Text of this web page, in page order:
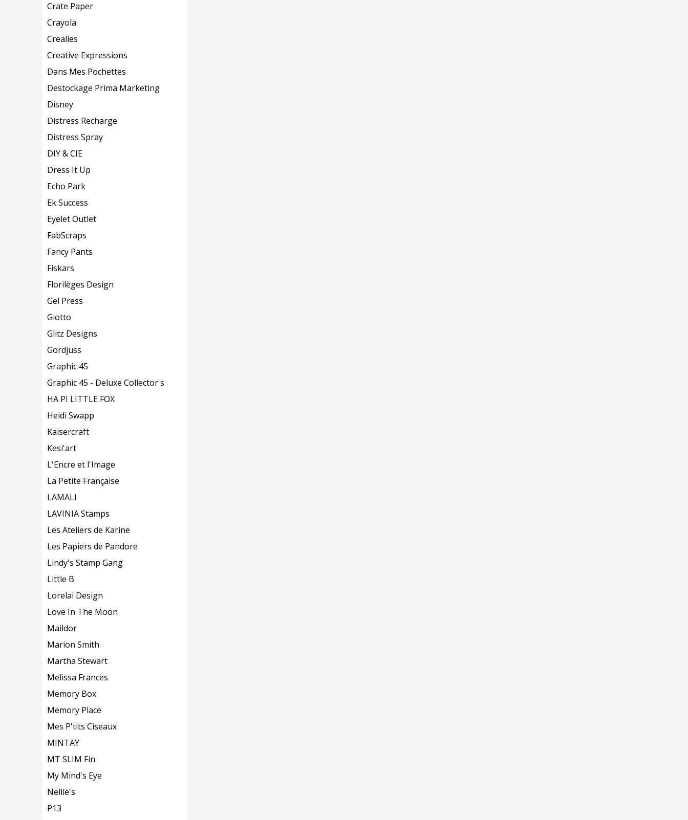
Crate Paper
Crayola
Crealies
Creative Expressions
Dans Mes Pochettes
Destockage Prima Marketing
Disney
Distress Recharge
Distress Spray
DIY & CIE
Dress It Up
Echo Park
Ek Success
Eyelet Outlet
FabScraps
Fancy Pants
Fiskars
Florilèges Design
Gel Press
Giotto
Glitz Designs
Gordjuss
Graphic 45
Graphic 45 - Deluxe Collector's
HA PI LITTLE FOX
Heidi Swapp
Kaisercraft
Kesi'art
L'Encre et l'Image
La Petite Française
LAMALI
LAVINIA Stamps
Les Ateliers de Karine
Les Papiers de Pandore
Lindy's Stamp Gang
Little B
Lorelai Design
Love In The Moon
Maildor
Marion Smith
Martha Stewart
Melissa Frances
Memory Box
Memory Place
Mes P'tits Ciseaux
MINTAY
MT SLIM Fin
My Mind's Eye
Nellie's
P13